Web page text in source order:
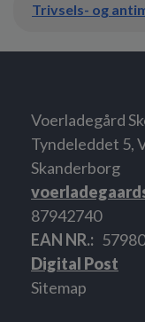
Trivsels- og
Voerladegård
Tyndeleddet 5,
Skanderborg
87942740
EAN NR.
Digital Post
Sitemap